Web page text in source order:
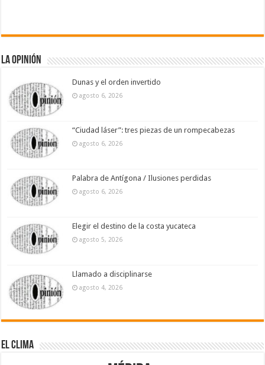
La Opinión
Dunas y el orden invertido
agosto 6, 2026
“Ciudad láser”: tres piezas de un rompecabezas
agosto 6, 2026
Palabra de Antígona / Ilusiones perdidas
agosto 6, 2026
Elegir el destino de la costa yucateca
agosto 5, 2026
Llamado a disciplinarse
agosto 4, 2026
El Clima